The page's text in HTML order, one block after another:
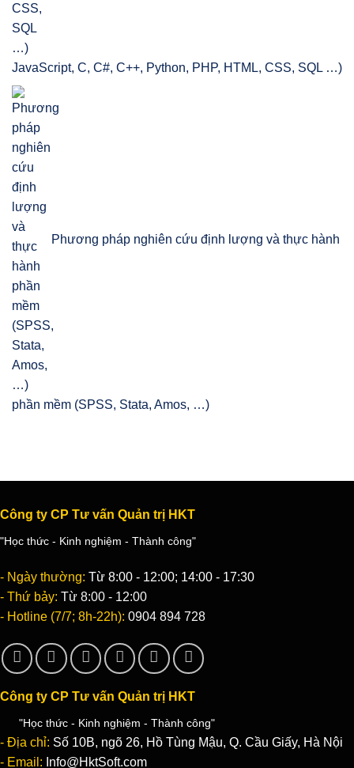
JavaScript, C, C#, C++, Python, PHP, HTML, CSS, SQL …)
Phương pháp nghiên cứu định lượng và thực hành
phần mềm (SPSS, Stata, Amos, …)
Công ty CP Tư vấn Quản trị HKT
"Học thức - Kinh nghiệm - Thành công"
- Ngày thường: Từ 8:00 - 12:00; 14:00 - 17:30
- Thứ bảy: Từ 8:00 - 12:00
- Hotline (7/7; 8h-22h): 0904 894 728
Công ty CP Tư vấn Quản trị HKT
"Học thức - Kinh nghiệm - Thành công"
- Địa chỉ: Số 10B, ngõ 26, Hồ Tùng Mậu, Q. Cầu Giấy, Hà Nội
- Email: Info@HktSoft.com